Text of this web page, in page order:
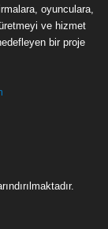
oyunculara,
ve hizmet
bir proje